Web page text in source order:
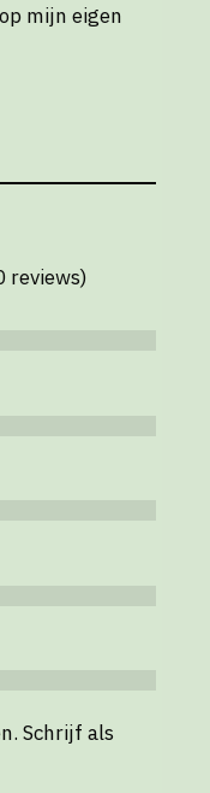
mijn eigen
reviews)
Schrijf als